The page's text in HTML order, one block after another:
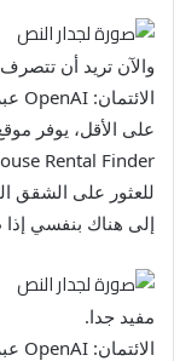
والآن تريد أن
الائتمان: OpenAI عبر لقطة الشاشة
للعثور على الشقق
إلى هناك بنفسي
مفيد جدا.
الائتمان: OpenAI عبر لقطة الشاشة